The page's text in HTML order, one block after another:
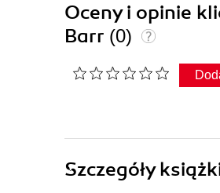
Oceny i opinie
Barr (0)
Szczegóły